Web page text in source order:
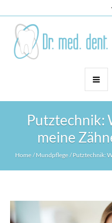
Putztechnik:
meine
Home /Mundpflege /Putztechnik: